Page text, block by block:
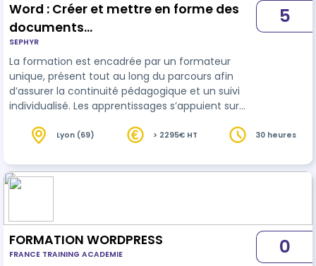
Word : Créer et mettre en forme des
documents
professionnels_Certification TOSA
SEPHYR
La formation est encadrée par un formateur
unique, présent tout au long du parcours afin
d’assurer la continuité pédagogique et un suivi
individualisé. Les apprentissages s’appuient sur
pratiques, exercices et mises en situation
disposent d’un accès à une plateforme e-
learning dédiée, accessible pendant la formation,
5
Lyon (69) > 2295€ HT 30 heures
FORMATION WORDPRESS
FRANCE TRAINING ACADEMIE 0